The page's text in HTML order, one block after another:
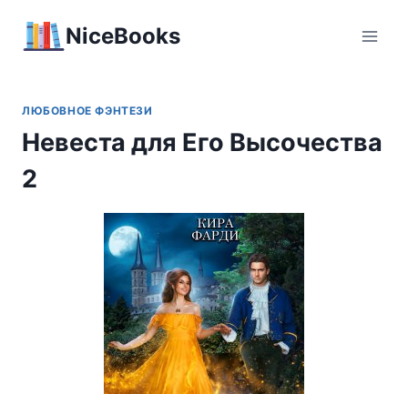
NiceBooks
ЛЮБОВНОЕ ФЭНТЕЗИ
Невеста для Его Высочества
2